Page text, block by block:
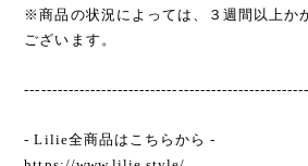
※商品の状況によっては、３週間以上か
ございます。
- Lilie全商品はこちらから -